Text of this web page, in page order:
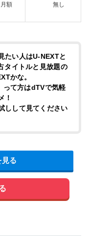
月額 無し
たい人はU-NEXTと
タイトルと見放題の
かな。
って方はdTVで気軽
！
しして見てください
る